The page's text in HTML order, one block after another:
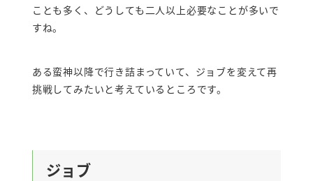
ことも多く、どうしても二人以上必要なことが多いで
すね。
ある蛮神以降で行き詰まっていて、ジョブを変えて再
挑戦してみたいと考えているところです。
ジョブ